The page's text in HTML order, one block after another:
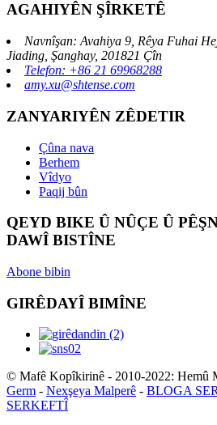
AGAHIYÊN ŞÎRKETÊ
Navnîşan: Avahiya 9, Rêya Fuhai
Jiading, Şanghay, 201821 Çîn
Telefon: +86 21 69968288
amy.xu@shtense.com
ZANYARIYÊN ZÊDETIR
Çûna nava
Berhem
Vîdyo
Paqij bûn
QEYD BIKE Û NÛÇE Û
DAWÎ BISTÎNE
Abone bibin
GIRÊDAYÎ BIMÎNE
© Mafê Kopîkirinê - 2010-2022: Hemû
Germ - Nexşeya Malperê - BLOGA
SERKEFTÎ